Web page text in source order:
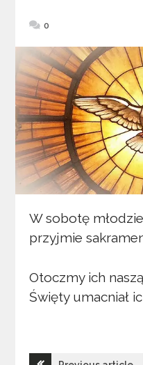
0
W sobotę
przyjmie
Otoczmy ich
Święty umacniał